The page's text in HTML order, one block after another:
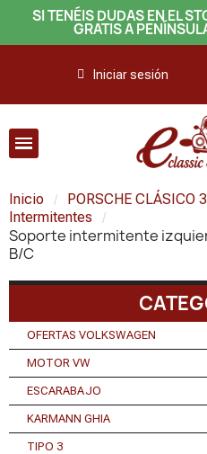
SI TENÉIS DUDAS EN EL
GRATIS A
Iniciar sesión
Inicio PORSCHE CLÁSICO
Intermitentes
Soporte intermitente
B/C
OFERTAS VOLKSWAGEN
MOTOR VW
ESCARABAJO
KARMANN GHIA
TIPO 3